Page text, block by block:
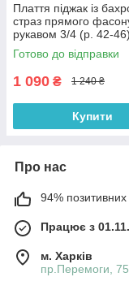
Плаття піджак із
страз прямого
рукавом 3/4 (р. 42-46)
66032050Qr
Готово до відправки
1 090 ₴ 1 240 ₴
Купити
Про нас
94% позитивних
Працює з
м. Харків
пр.Перемоги,